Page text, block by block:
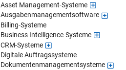
Asset Management-Systeme
Ausgabenmanagementsoftware
Billing-Systeme
Business Intelligence-Systeme
CRM-Systeme
Digitale Auftragssysteme
Dokumentenmanagementsysteme